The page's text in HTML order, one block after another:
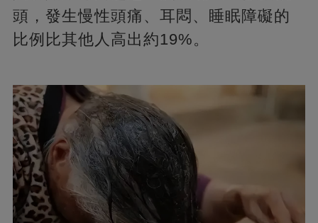
頭，發生慢性頭痛、耳悶、睡眠障礙的
比例比其他人高出約19%。